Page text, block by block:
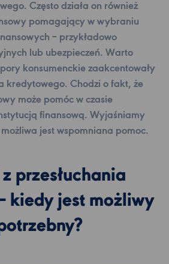
Często działa on również
pomagający w wybraniu
– przykładowo
lub ubezpieczeń. Warto
konsumenckie zaakcentowały
kredytowego. Chodzi o fakt, że
może pomóc w czasie
finansową. Wyjaśniamy
jest wspomniana pomoc.
przesłuchania
kiedy jest możliwy